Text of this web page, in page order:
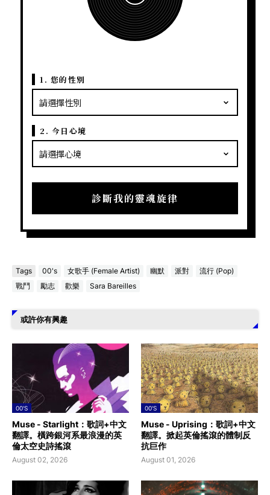
1. 您的性別
2. 今日心境
診斷我的靈魂旋律
Tags 00's 女歌手 (Female Artist) 幽默 派對
流行 (Pop)
戰鬥
勵志 歡樂 Sara Bareilles
或許你有興趣
00'S
Muse - Starlight：歌詞+中文
翻譯。橫跨銀河系最浪漫的英
倫太空史詩搖滾
August 02, 2026
00'S
Muse - Uprising：歌詞+中文
翻譯。掀起英倫搖滾的體制反
抗巨作
August 01, 2026